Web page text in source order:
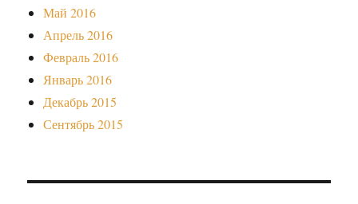
Май 2016
Апрель 2016
Февраль 2016
Январь 2016
Декабрь 2015
Сентябрь 2015